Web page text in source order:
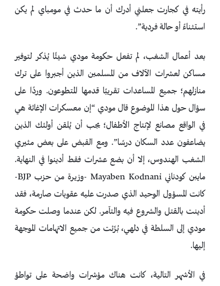
رأيته في كجارت جعلني أدرك أن ما حدث في مومباي لم يكن
استثناءً أو حالة فردية”.
بعد أعمال الشغب، لم تفعل حكومة مودي شيئًا يُذكر لتوفير
مساكن لعشرات الآلاف من المسلمين الذين أجبروا على ترك
منازلهم؛ جميع المساعدات تقريبًا قدمها المتطوعون. وردًا على
سؤال حول هذا الموضوع قال مودي “إن معسكرات الإغاثة هي
في الواقع مصانع لإنتاج الأطفال؛ يجب أن يُلقن أولئك الذين
يضاعفون عدد السكان درسًا”. ومع القبض على بعض مثيري
الشغب الهندوس، إلا أن بضع عشرات فقط أدينوا في النهاية.
مايبن كودناني Mayaben Kodnani -وزيرة من حزب BJP-
كانت المسؤول الوحيد الذي صدرت عليه عقوبات صارمة، فقد
أدينت بالقتل والشروع فيه والتآمر. لكن عندما وصلت حكومة
مودي إلى السلطة في دلهي، بُرِّئت من جميع الاتهامات الموجهة
إليها.
في الأشهر التالية، كانت هناك مؤشرات واضحة على تواطؤ